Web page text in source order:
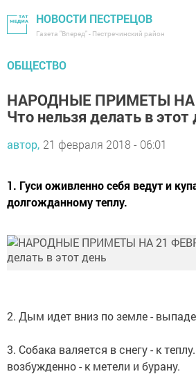
НОВОСТИ ПЕСТРЕЦОВ
Газета "Вперед" - Пестречинский район
ОБЩЕСТВО
НАРОДНЫЕ ПРИМЕТЫ НА
Что нельзя делать в этот
автор, 21 февраля 2018 - 06:01
1. Гуси оживленно себя ведут и
долгожданному теплу.
2. Дым идет вниз по земле -
3. Собака валяется в снегу - к
возбужденно - к метели и бурану.